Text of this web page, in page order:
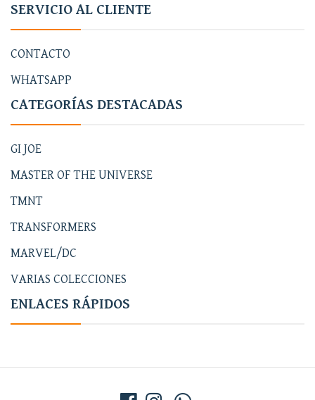
SERVICIO AL CLIENTE
CONTACTO
WHATSAPP
CATEGORÍAS DESTACADAS
GI JOE
MASTER OF THE UNIVERSE
TMNT
TRANSFORMERS
MARVEL/DC
VARIAS COLECCIONES
ENLACES RÁPIDOS